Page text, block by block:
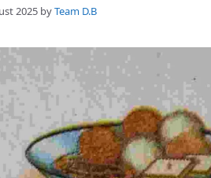
2025 byTeam D.B